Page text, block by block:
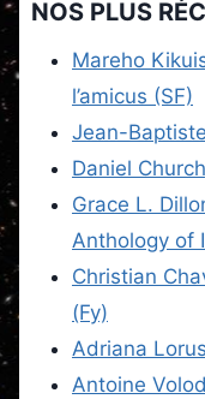
NOS PLUS
Mareho
l’amicus (SF)
Jean-
Daniel
Grace L.
Anthology of
Christian
(Fy)
Adriana
Antoine